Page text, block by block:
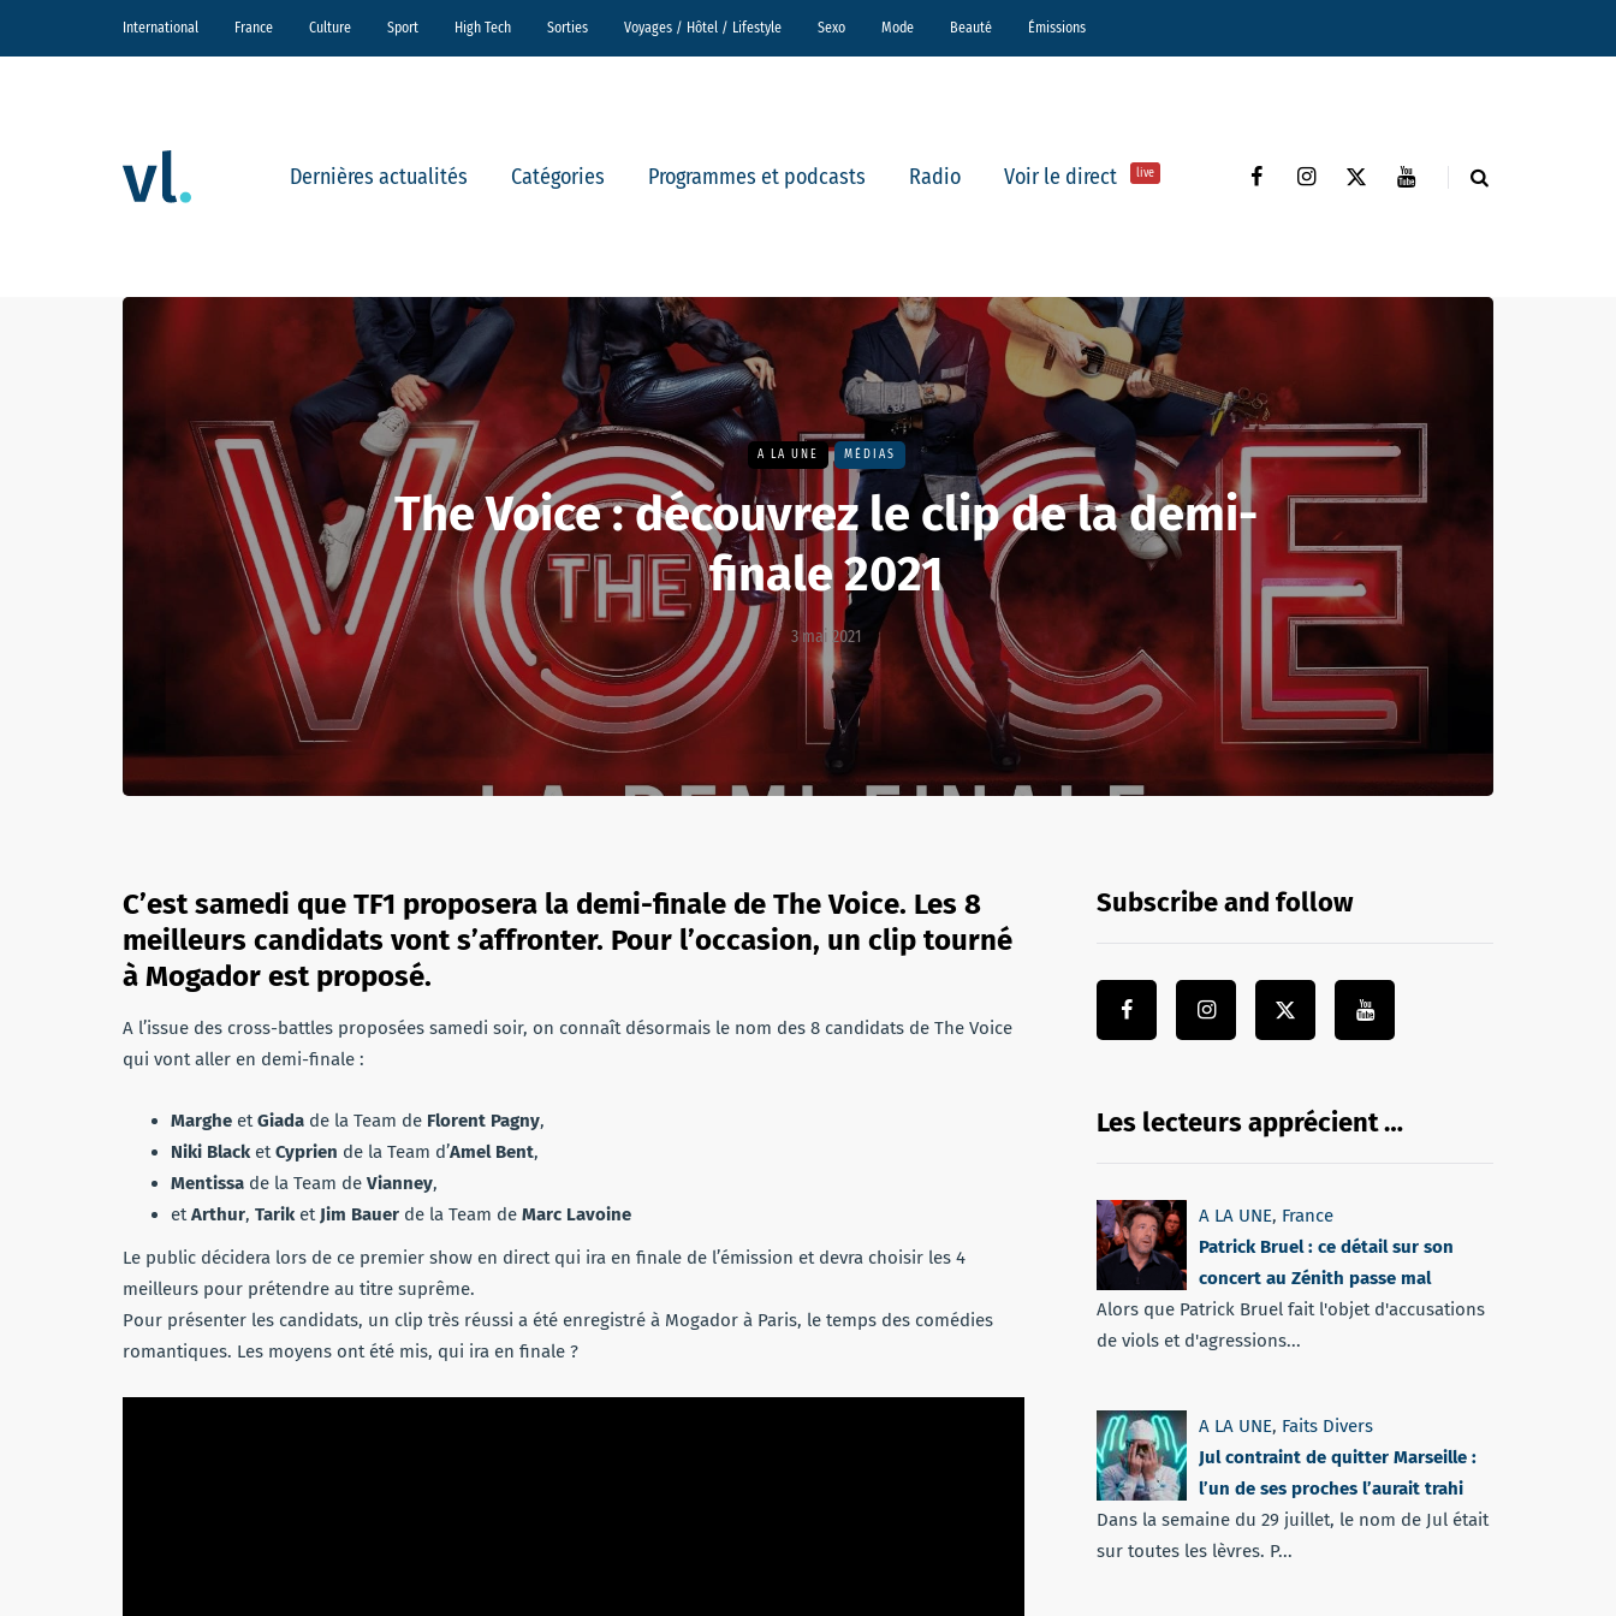
International France Culture Sport High Tech Sorties Voyages / Hôtel / Lifestyle Sexo Mode Beauté Émissions
Dernières actualités Catégories Programmes et podcasts Radio Voir le direct live
A LA UNE MÉDIAS
The Voice : découvrez le clip de la demi-
finale 2021
3 mai 2021
C’est samedi que TF1 proposera la demi-finale de The Voice. Les 8
meilleurs candidats vont s’affronter. Pour l’occasion, un clip tourné
à Mogador est proposé.
A l’issue des cross-battles proposées samedi soir, on connaît désormais le nom des 8 candidats de The Voice
qui vont aller en demi-finale :
Marghe etGiada de la Team de Florent Pagny,
Niki BlacketCyprien de la Team d’Amel Bent,
Mentissa de la Team de Vianney,
etArthur, Tariket Jim Bauer de la Team de Marc Lavoine
Le public décidera lors de ce premier show en direct qui ira en finale de l’émission et devra choisir les 4
meilleurs pour prétendre au titre suprême.
Pour présenter les candidats, un clip très réussi a été enregistré à Mogador à Paris, le temps des comédies
romantiques. Les moyens ont été mis, qui ira en finale ?
Subscribe and follow
Les lecteurs apprécient …
A LA UNE, France
Patrick Bruel : ce détail sur son
concert au Zénith passe mal
Alors que Patrick Bruel fait l'objet d'accusations
de viols et d'agressions...
A LA UNE, Faits Divers
Jul contraint de quitter Marseille :
l’un de ses proches l’aurait trahi
Dans la semaine du 29 juillet, le nom de Jul était
sur toutes les lèvres. P...